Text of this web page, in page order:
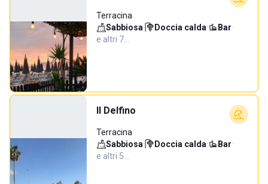
Terracina
Sabbiosa· Doccia calda· Bar·
e altri 7…
Il Delfino
Terracina
Sabbiosa· Doccia calda· Bar·
e altri 5…